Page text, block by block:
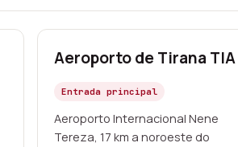
Aeroporto de Tirana TIA
Entrada principal
Aeroporto Internacional Nene
Tereza, 17 km a noroeste do